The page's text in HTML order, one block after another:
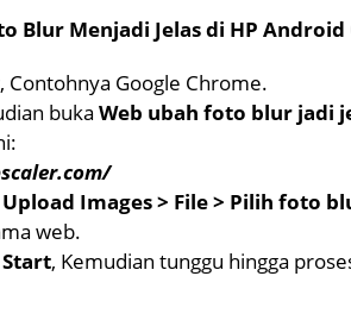
Blur Menjadi Jelas di HP
Contohnya Google Chrome.
buka Web ubah foto blur jadi
Upload Images > File > Pilih foto
web.
Start, Kemudian tunggu hingga